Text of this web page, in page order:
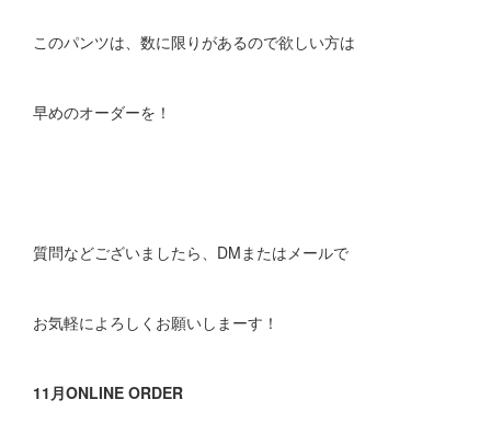
このパンツは、数に限りがあるので欲しい方は
早めのオーダーを！
質問などございましたら、DMまたはメールで
お気軽によろしくお願いしまーす！
11月ONLINE ORDER